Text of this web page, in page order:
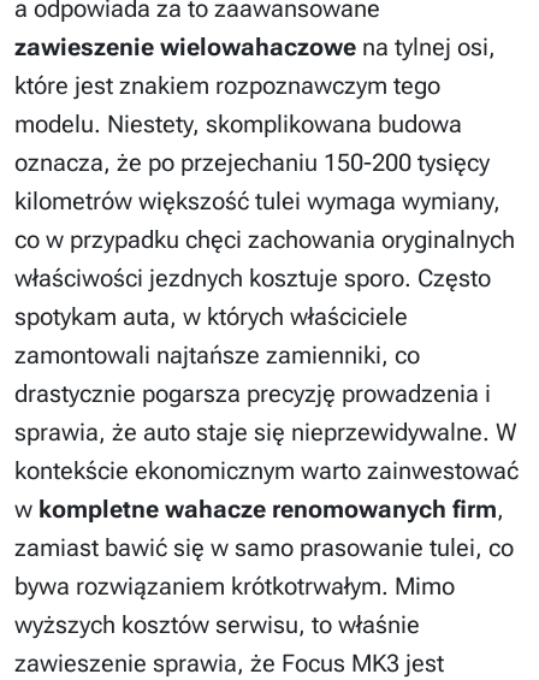
a odpowiada za to zaawansowane
zawieszenie wielowahaczowe na tylnej osi,
które jest znakiem rozpoznawczym tego
modelu. Niestety, skomplikowana budowa
oznacza, że po przejechaniu 150-200 tysięcy
kilometrów większość tulei wymaga wymiany,
co w przypadku chęci zachowania oryginalnych
właściwości jezdnych kosztuje sporo. Często
spotykam auta, w których właściciele
zamontowali najtańsze zamienniki, co
drastycznie pogarsza precyzję prowadzenia i
sprawia, że auto staje się nieprzewidywalne. W
kontekście ekonomicznym warto zainwestować
w kompletne wahacze renomowanych firm,
zamiast bawić się w samo prasowanie tulei, co
bywa rozwiązaniem krótkotrwałym. Mimo
wyższych kosztów serwisu, to właśnie
zawieszenie sprawia, że Focus MK3 jest